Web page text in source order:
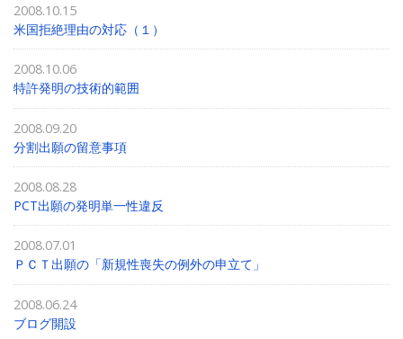
2008.10.15
米国拒絶理由の対応（１）
2008.10.06
特許発明の技術的範囲
2008.09.20
分割出願の留意事項
2008.08.28
PCT出願の発明単一性違反
2008.07.01
ＰＣＴ出願の「新規性喪失の例外の申立て」
2008.06.24
ブログ開設